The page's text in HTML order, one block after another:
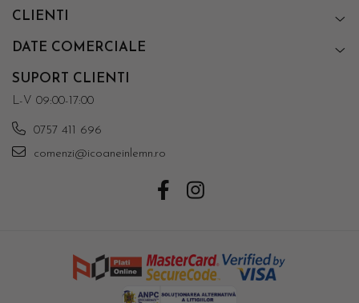
CLIENTI
DATE COMERCIALE
SUPORT CLIENTI
L-V 09:00-17:00
0757 411 696
comenzi@icoaneinlemn.ro